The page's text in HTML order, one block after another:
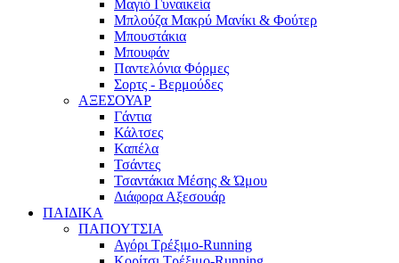
Μαγιό Γυναικεία
Μπλούζα Μακρύ Μανίκι & Φούτερ
Μπουστάκια
Μπουφάν
Παντελόνια Φόρμες
Σορτς - Βερμούδες
ΑΞΕΣΟΥΑΡ
Γάντια
Κάλτσες
Καπέλα
Τσάντες
Τσαντάκια Μέσης & Ώμου
Διάφορα Αξεσουάρ
ΠΑΙΔΙΚΑ
ΠΑΠΟΥΤΣΙΑ
Αγόρι Τρέξιμο-Running